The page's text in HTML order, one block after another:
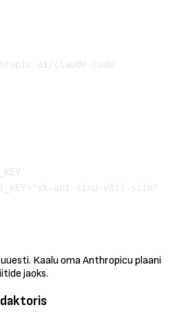
Kaalu oma Anthropicu plaani
jaoks.